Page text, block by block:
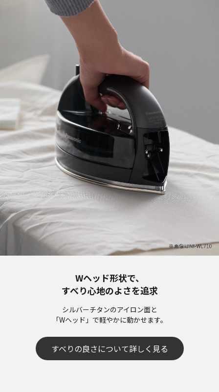
Wヘッド形状で、
すべり心地のよさを追求
シルバーチタンのアイロン面と
「Wヘッド」で軽やかに動かせます。
すべりの良さについて詳しく見る